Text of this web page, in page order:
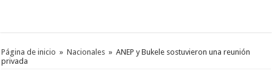
Página de inicio » Nacionales » ANEP y Bukele sostuvieron una reunión
privada